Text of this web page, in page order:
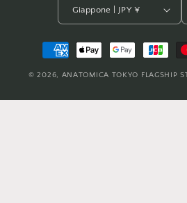
Giappone | JPY ¥
Metodi
di
pagamento
© 2026, ANATOMICA TOKYO FLAGSHIP